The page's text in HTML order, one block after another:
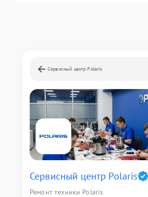
Сервисный центр Polaris
Сервисный центр Polaris
Ремонт техники Polaris